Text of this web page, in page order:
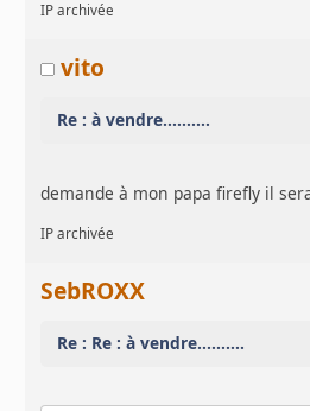
IP archivée
vito
Re : à vendre..........
demande à mon papa firefly il
IP archivée
SebROXX
Re : Re : à vendre..........